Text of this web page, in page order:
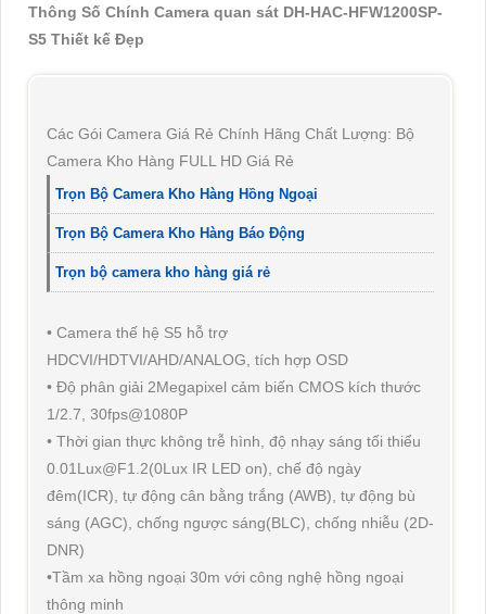
Thông Số Chính Camera quan sát DH-HAC-HFW1200SP-
S5 Thiết kế Đẹp
Các Gói Camera Giá Rẻ Chính Hãng Chất Lượng: Bộ
Camera Kho Hàng FULL HD Giá Rẻ
Trọn Bộ Camera Kho Hàng Hồng Ngoại
Trọn Bộ Camera Kho Hàng Báo Động
Trọn bộ camera kho hàng giá rẻ
• Camera thế hệ S5 hỗ trợ
HDCVI/HDTVI/AHD/ANALOG, tích hợp OSD
• Độ phân giải 2Megapixel cảm biến CMOS kích thước
1/2.7, 30fps@1080P
• Thời gian thực không trễ hình, độ nhạy sáng tối thiểu
0.01Lux@F1.2(0Lux IR LED on), chế độ ngày
đêm(ICR), tự động cân bằng trắng (AWB), tự động bù
sáng (AGC), chống ngược sáng(BLC), chống nhiễu (2D-
DNR)
•Tầm xa hồng ngoại 30m với công nghệ hồng ngoại
thông minh